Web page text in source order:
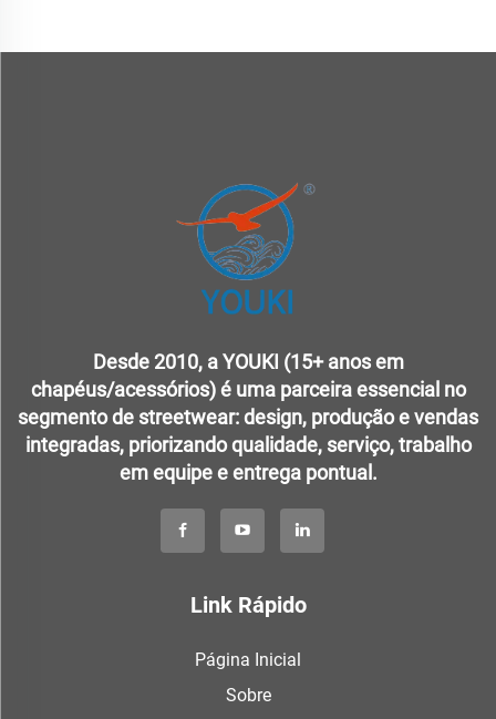
Desde 2010, a YOUKI (15+ anos em
chapéus/acessórios) é uma parceira essencial no
segmento de streetwear: design, produção e vendas
integradas, priorizando qualidade, serviço, trabalho
em equipe e entrega pontual.
Link Rápido
Página Inicial
Sobre